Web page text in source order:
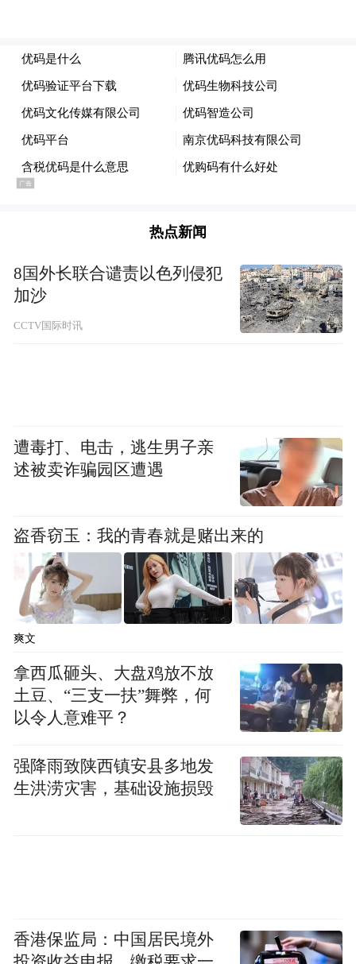
烟火人间”为核心理念，通过情感化、故事化
的表达方式，深度展现张家界独特的自然奇
观、深厚的人文历史与多元的生活方式。张
家界率先突破传统风光片模式，致力于向全
球传递其作为“国际疗愈之旅目的地”的全新
品牌定位。张家界《我的家，你的世界》不
——通过“自然奇观+文化IP+数字科技+全球
责任”的四维重构，实现从“卖门票”到“卖生
活方式”、从“景点打卡”到“价值认同”的质
变。
象；二是经济层面，实质性推动入境旅游市
场的复苏与增长，促进文旅产业经济发展；
三是文化层面，创新讲好张家界故事，有效
传播中国声音，增强文化软实力和国际认同
感。其关键品牌要素包括：以真实、动人的
叙事（如讲述在韩国务工的张家界少年回乡
治愈的故事）引发全球观众的情感共鸣；凸
显“家”（归属感、人文关怀）与“世界”（国
际视野、自然奇观）交融的深刻意境；以及
超越视觉震撼，强调心灵治愈与生活方式的
体验价值。
热点新闻
8国外长联合谴责以色列侵犯
加沙
CCTV国际时讯
遭毒打、电击，逃生男子亲
述被卖诈骗园区遭遇
盗香窃玉：我的青春就是赌出来的
爽文
拿西瓜砸头、大盘鸡放不放
土豆、“三支一扶”舞弊，何
以令人意难平？
强降雨致陕西镇安县多地发
生洪涝灾害，基础设施损毁
香港保监局：中国居民境外